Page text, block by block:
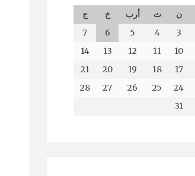
ن ث أرب خ
ج
3
4
5
6
7
10
11
12
13
14
17
18
19
20
21
24
25
26
27
28
31